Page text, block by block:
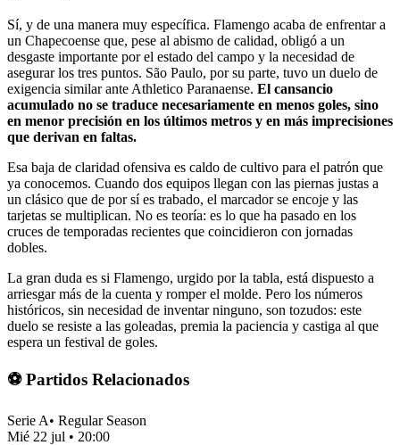
Sí, y de una manera muy específica. Flamengo acaba de enfrentar a
un Chapecoense que, pese al abismo de calidad, obligó a un
desgaste importante por el estado del campo y la necesidad de
asegurar los tres puntos. São Paulo, por su parte, tuvo un duelo de
exigencia similar ante Athletico Paranaense. El cansancio
acumulado no se traduce necesariamente en menos goles, sino
en menor precisión en los últimos metros y en más imprecisiones
que derivan en faltas.
Esa baja de claridad ofensiva es caldo de cultivo para el patrón que
ya conocemos. Cuando dos equipos llegan con las piernas justas a
un clásico que de por sí es trabado, el marcador se encoje y las
tarjetas se multiplican. No es teoría: es lo que ha pasado en los
cruces de temporadas recientes que coincidieron con jornadas
dobles.
La gran duda es si Flamengo, urgido por la tabla, está dispuesto a
arriesgar más de la cuenta y romper el molde. Pero los números
históricos, sin necesidad de inventar ninguno, son tozudos: este
duelo se resiste a las goleadas, premia la paciencia y castiga al que
espera un festival de goles.
⚽ Partidos Relacionados
Serie A• Regular Season
Mié 22 jul • 20:00